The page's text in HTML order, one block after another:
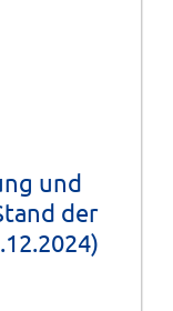
und
der